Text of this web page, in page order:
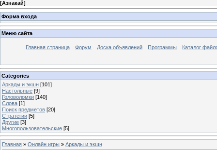
[Азнакай]
Форма входа
Меню сайта
Главная страница Форум Доска объявлений Программы Каталог
Categories
Аркады и экшн [101]
Настольные [9]
Головоломки [140]
Слова [1]
Поиск предметов [20]
Стратегии [5]
Другие [3]
Многопользовательские [5]
Главная » Онлайн игры » Аркады и экшн